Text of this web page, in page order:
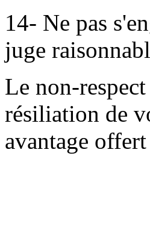
14- Ne pas
juge
Le non-
résiliation de
avantage